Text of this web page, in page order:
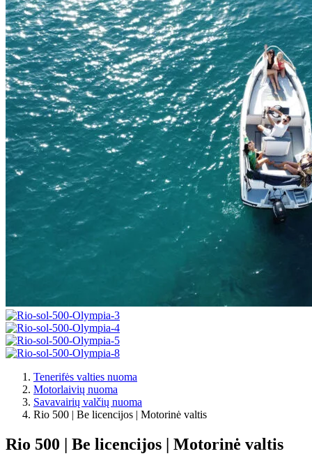
Tenerifės valties nuoma
Motorlaivių nuoma
Savavairių valčių nuoma
Rio 500 | Be licencijos | Motorinė valtis
Rio 500 | Be licencijos | Motorinė valtis